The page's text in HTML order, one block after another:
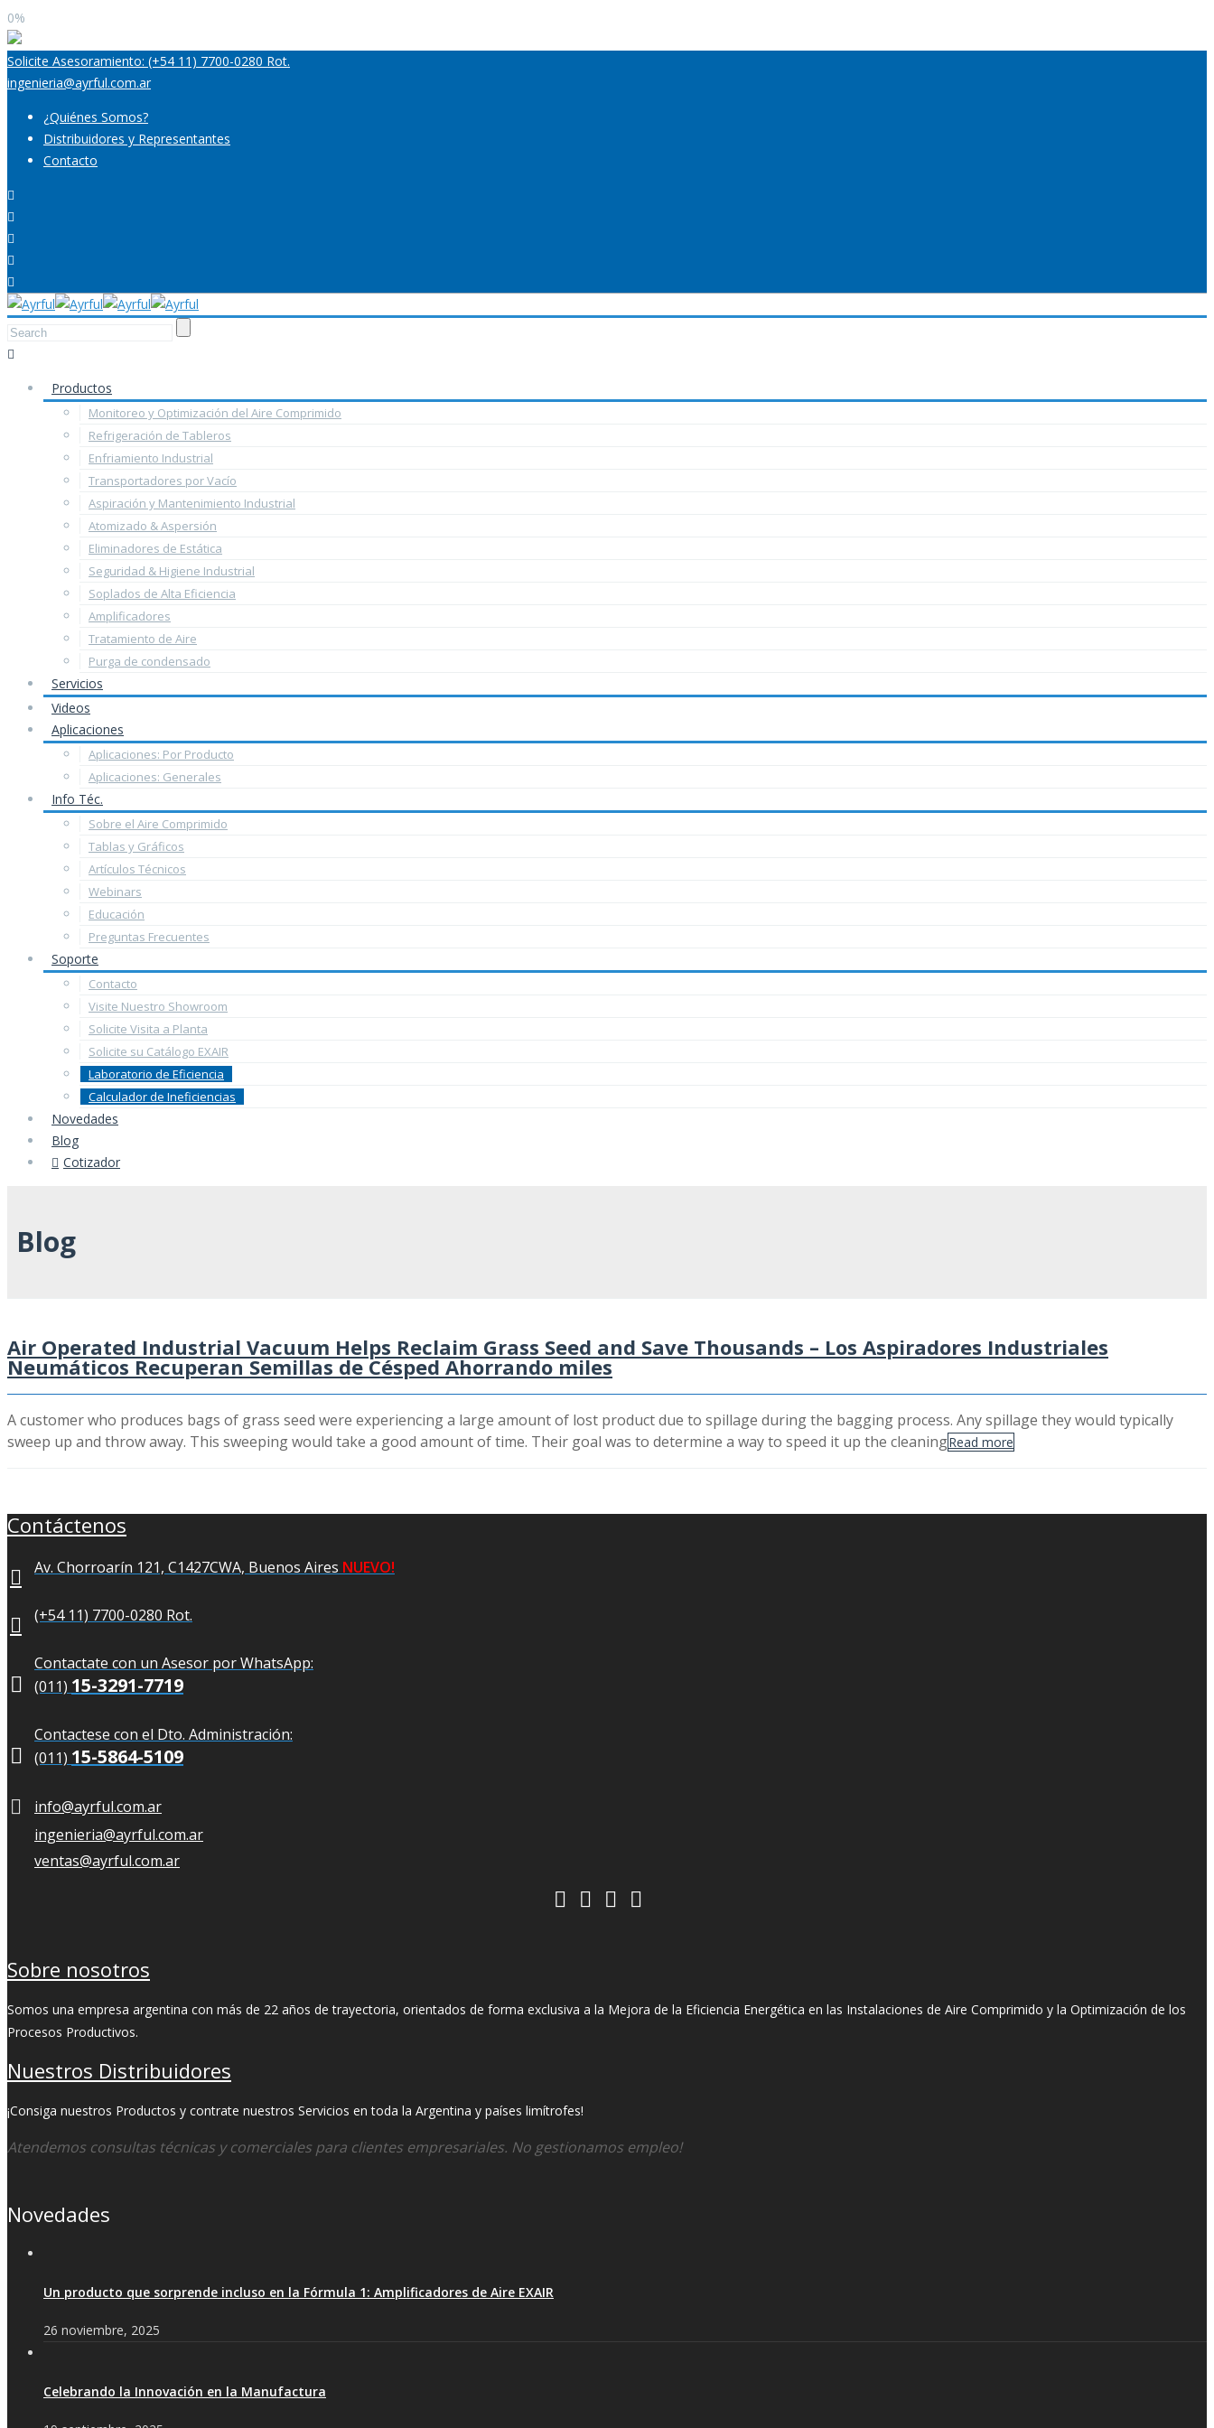
0%
Solicite Asesoramiento: (+54 11) 7700-0280 Rot.
ingenieria@ayrful.com.ar
¿Quiénes Somos?
Distribuidores y Representantes
Contacto
Productos
Monitoreo y Optimización del Aire Comprimido
Refrigeración de Tableros
Enfriamiento Industrial
Transportadores por Vacío
Aspiración y Mantenimiento Industrial
Atomizado & Aspersión
Eliminadores de Estática
Seguridad & Higiene Industrial
Soplados de Alta Eficiencia
Amplificadores
Tratamiento de Aire
Purga de condensado
Servicios
Videos
Aplicaciones
Aplicaciones: Por Producto
Aplicaciones: Generales
Info Téc.
Sobre el Aire Comprimido
Tablas y Gráficos
Artículos Técnicos
Webinars
Educación
Preguntas Frecuentes
Soporte
Contacto
Visite Nuestro Showroom
Solicite Visita a Planta
Solicite su Catálogo EXAIR
Laboratorio de Eficiencia
Calculador de Ineficiencias
Novedades
Blog
Cotizador
Blog
Air Operated Industrial Vacuum Helps Reclaim Grass Seed and Save Thousands – Los Aspiradores Industriales
Neumáticos Recuperan Semillas de Césped Ahorrando miles
A customer who produces bags of grass seed were experiencing a large amount of lost product due to spillage during the bagging process. Any spillage they would typically
sweep up and throw away. This sweeping would take a good amount of time. Their goal was to determine a way to speed it up the cleaningRead more
Contáctenos
Av. Chorroarín 121, C1427CWA, Buenos Aires NUEVO!
(+54 11) 7700-0280 Rot.

Contactate con un Asesor por WhatsApp:
(011) 15-3291-7719

Contactese con el Dto. Administración:
(011) 15-5864-5109
info@ayrful.com.ar
ingenieria@ayrful.com.ar
ventas@ayrful.com.ar
Sobre nosotros
Somos una empresa argentina con más de 22 años de trayectoria, orientados de forma exclusiva a la Mejora de la Eficiencia Energética en las Instalaciones de Aire Comprimido y la Optimización de los
Procesos Productivos.
Nuestros Distribuidores
¡Consiga nuestros Productos y contrate nuestros Servicios en toda la Argentina y países limítrofes!
Atendemos consultas técnicas y comerciales para clientes empresariales. No gestionamos empleo!
Novedades
Un producto que sorprende incluso en la Fórmula 1: Amplificadores de Aire EXAIR
26 noviembre, 2025
Celebrando la Innovación en la Manufactura